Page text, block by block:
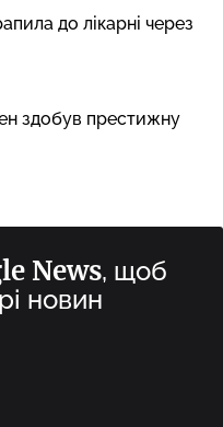
до лікарні через
здобув престижну
News, щоб
новин